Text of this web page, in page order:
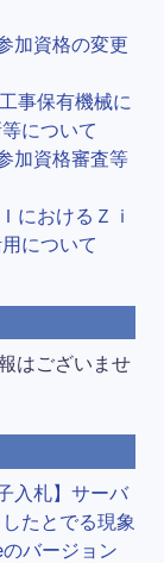
資格の変更
保有機械に
について
資格審査等
おけるＺｉ
について
はございませ
札】サーバ
たとでる現象
バージョン